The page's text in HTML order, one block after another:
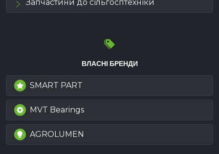
Запчастини до сільгосптехніки
ВЛАСНІ БРЕНДИ
SMART PART
MVT Bearings
AGROLUMEN